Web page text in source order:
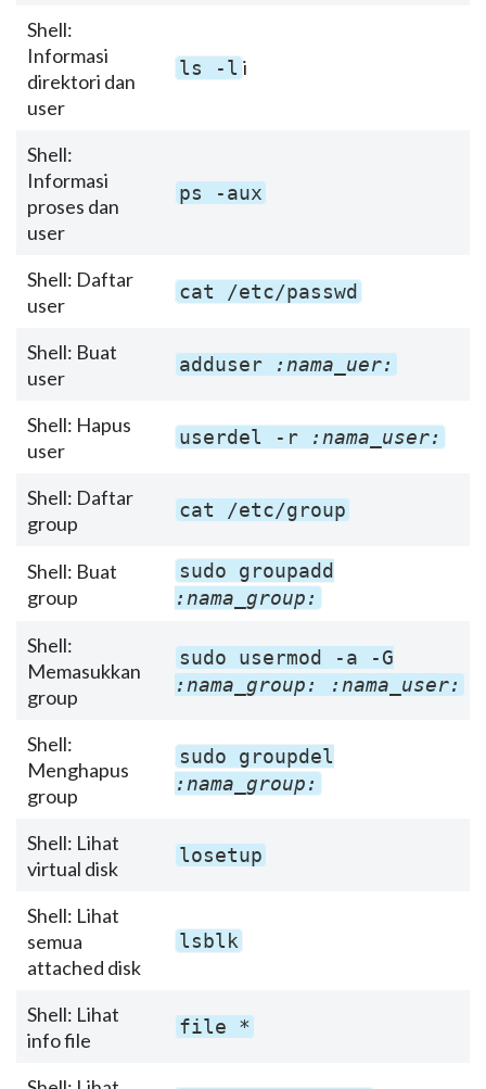
Shell:
Informasi
direktori dan
user
ls -l i
Shell:
Informasi
proses dan
user
ps -aux
Shell: Daftar
user
cat /etc/passwd
Shell: Buat
user
adduser :nama_uer:
Shell: Hapus
user
userdel -r :nama_user:
Shell: Daftar
group
cat /etc/group
Shell: Buat
group
sudo groupadd
:nama_group:
Shell:
Memasukkan
group
sudo usermod -a -G
:nama_group:
:nama_user:
Shell:
Menghapus
group
sudo groupdel
:nama_group:
Shell: Lihat
virtual disk
losetup
Shell: Lihat
semua
attached disk
lsblk
Shell: Lihat
info file
file *